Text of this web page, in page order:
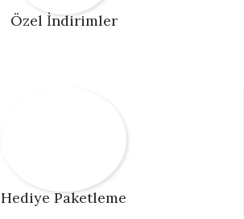
Özel İndirimler
Hediye Paketleme